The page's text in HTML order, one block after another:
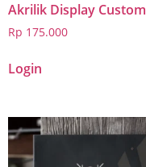
Akrilik Display Custom
Rp 175.000
Login